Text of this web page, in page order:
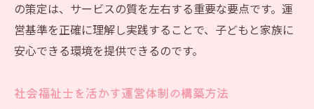
の策定は、サービスの質を左右する重要な要点です。運
営基準を正確に理解し実践することで、子どもと家族に
安心できる環境を提供できるのです。
社会福祉士を活かす運営体制の構築方法